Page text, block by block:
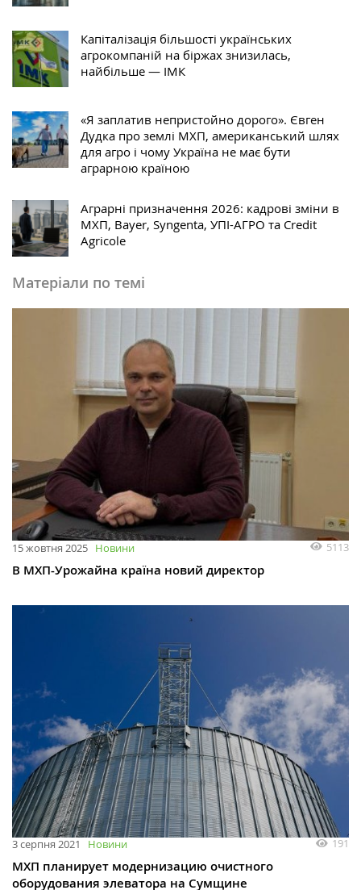
Капіталізація більшості українських
агрокомпаній на біржах знизилась,
найбільше — ІМК
«Я заплатив непристойно дорого». Євген
Дудка про землі МХП, американський шлях
для агро і чому Україна не має бути
аграрною країною
Аграрні призначення 2026: кадрові зміни в
МХП, Bayer, Syngenta, УПІ-АГРО та Credit
Agricole
Матеріали по темі
15 жовтня 2025 Новини 5113
В МХП-Урожайна країна новий директор
3 серпня 2021 Новини 191
МХП планирует модернизацию очистного
оборудования элеватора на Сумщине